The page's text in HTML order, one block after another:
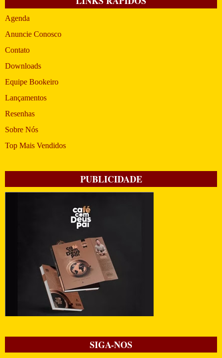
Agenda
Anuncie Conosco
Contato
Downloads
Equipe Bookeiro
Lançamentos
Resenhas
Sobre Nós
Top Mais Vendidos
PUBLICIDADE
SIGA-NOS